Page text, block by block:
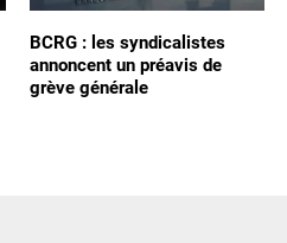
BCRG : les syndicalistes
annoncent un préavis de
grève générale